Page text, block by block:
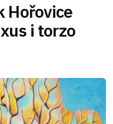
Hořovice
i torzo